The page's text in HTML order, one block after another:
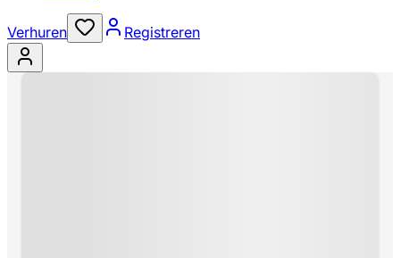
Verhuren Registreren